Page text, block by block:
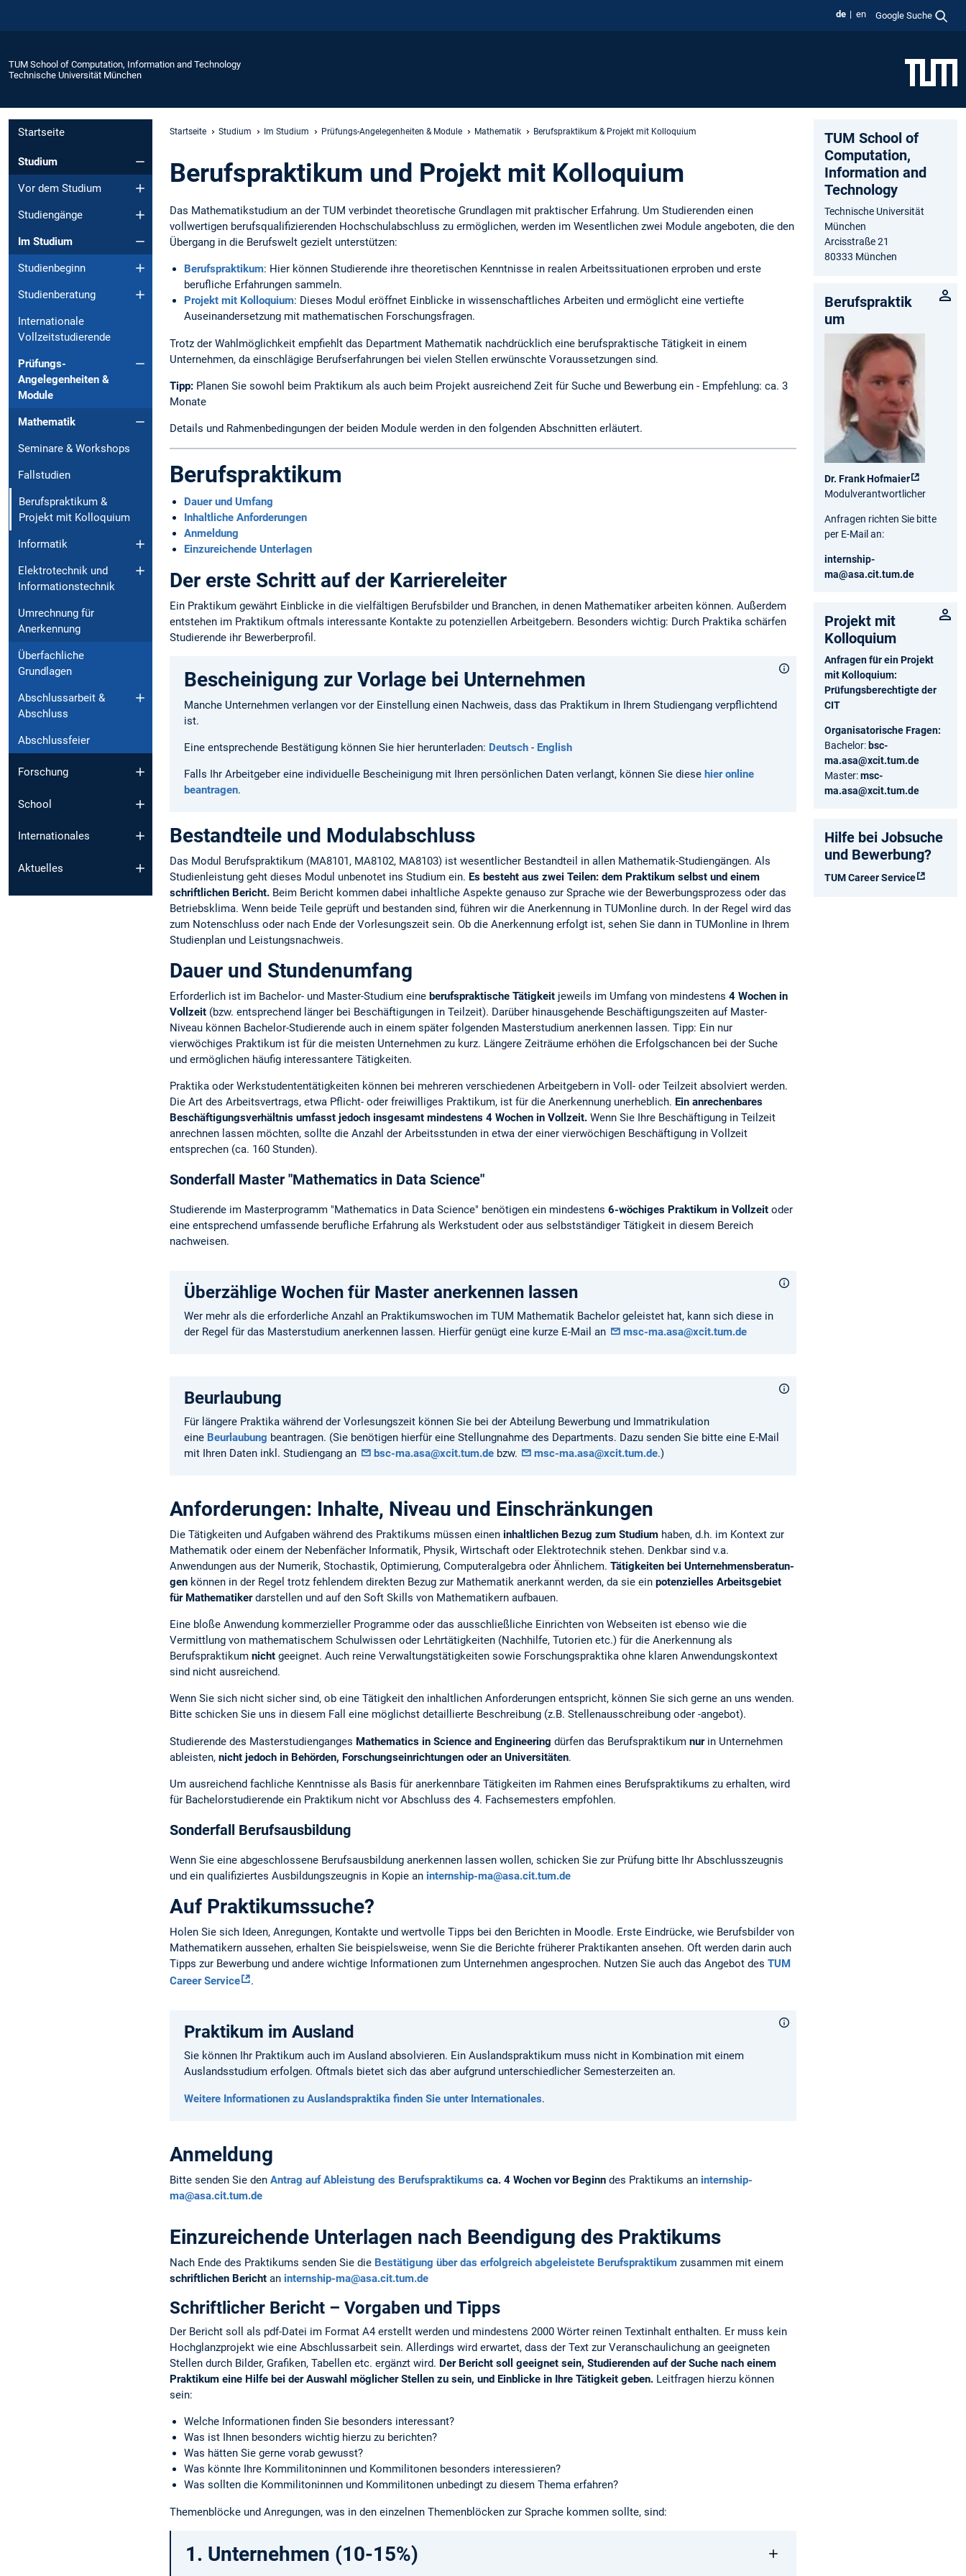
de en Google Suche
TUM School of Computation, Information and Technology
Technische Universität München
Startseite
Studium
Vor dem Studium
Studiengänge
Im Studium
Studienbeginn
Studienberatung
Internationale
Vollzeitstudierende
Prüfungs-
Angelegenheiten &
Module
Mathematik
Seminare & Workshops
Fallstudien
Berufspraktikum &
Projekt mit Kolloquium
Informatik
Elektrotechnik und
Informationstechnik
Umrechnung für
Anerkennung
Überfachliche
Grundlagen
Abschlussarbeit &
Abschluss
Abschlussfeier
Forschung
School
Internationales
Aktuelles
Startseite Studium Im Studium Prüfungs-Angelegenheiten & Module Mathematik Berufspraktikum & Projekt mit Kolloquium
Berufspraktikum und Projekt mit Kolloquium
Das Mathematikstudium an der TUM verbindet theoretische Grundlagen mit praktischer Erfahrung. Um Studierenden einen
vollwertigen berufsqualifizierenden Hochschulabschluss zu ermöglichen, werden im Wesentlichen zwei Module angeboten, die den
Übergang in die Berufswelt gezielt unterstützen:
Berufspraktikum: Hier können Studierende ihre theoretischen Kenntnisse in realen Arbeitssituationen erproben und erste
berufliche Erfahrungen sammeln.
Projekt mit Kolloquium: Dieses Modul eröffnet Einblicke in wissenschaftliches Arbeiten und ermöglicht eine vertiefte
Auseinandersetzung mit mathematischen Forschungsfragen.
Trotz der Wahlmöglichkeit empfiehlt das Department Mathematik nachdrücklich eine berufspraktische Tätigkeit in einem
Unternehmen, da einschlägige Berufserfahrungen bei vielen Stellen erwünschte Voraussetzungen sind.
Tipp: Planen Sie sowohl beim Praktikum als auch beim Projekt ausreichend Zeit für Suche und Bewerbung ein - Empfehlung: ca. 3
Monate
Details und Rahmenbedingungen der beiden Module werden in den folgenden Abschnitten erläutert.
Berufspraktikum
Dauer und Umfang
Inhaltliche Anforderungen
Anmeldung
Einzureichende Unterlagen
Der erste Schritt auf der Karriereleiter
Ein Praktikum gewährt Einblicke in die viel­fältigen Berufsbilder und Branchen, in denen Mathematiker arbeiten können. Außerdem
entstehen im Praktikum oftmals interessante Kontakte zu potenziellen Arbeitgebern. Besonders wichtig: Durch Praktika schärfen
Studierende ihr Bewerberprofil.
Bescheinigung zur Vorlage bei Unternehmen
Manche Unternehmen verlangen vor der Einstellung einen Nachweis, dass das Praktikum in Ihrem Studiengang verpflichtend
ist.
Eine entsprechende Bestätigung können Sie hier herunterladen: Deutsch - English
Falls Ihr Arbeitgeber eine individuelle Bescheinigung mit Ihren persönlichen Daten verlangt, können Sie diese hier online
beantragen.
Bestandteile und Modulabschluss
Das Modul Berufspraktikum (MA8101, MA8102, MA8103) ist wesentlicher Bestandteil in allen Mathematik-Studiengängen. Als
Studienleistung geht dieses Modul unbenotet ins Studium ein. Es besteht aus zwei Teilen: dem Praktikum selbst und einem
schriftlichen Bericht. Beim Bericht kommen dabei inhaltliche Aspekte genauso zur Sprache wie der Bewerbungs­prozess oder das
Betriebsklima. Wenn beide Teile geprüft und bestanden sind, führen wir die Anerkennung in TUMonline durch. In der Regel wird das
zum Notenschluss oder nach Ende der Vorlesungszeit sein. Ob die Anerkennung erfolgt ist, sehen Sie dann in TUMonline in Ihrem
Studienplan und Leistungsnachweis.
Dauer und Stundenumfang
Erforderlich ist im Bachelor- und Master-Studium eine berufspraktische Tätigkeit jeweils im Umfang von mindestens 4 Wochen in
Vollzeit (bzw. entsprechend länger bei Beschäftigungen in Teilzeit). Darüber hinausgehende Beschäftigungszeiten auf Master-
Niveau können Bachelor-Studierende auch in einem später folgenden Masterstudium anerkennen lassen. Tipp: Ein nur
vierwöchiges Praktikum ist für die meisten Unternehmen zu kurz. Längere Zeiträume erhöhen die Erfolgschancen bei der Suche
und ermöglichen häufig interessantere Tätigkeiten.
Praktika oder Werkstudententätigkeiten können bei mehreren verschiedenen Arbeitgebern in Voll- oder Teilzeit absolviert werden.
Die Art des Arbeitsvertrags, etwa Pflicht- oder freiwilliges Praktikum, ist für die Anerkennung unerheblich. Ein anrechenbares
Beschäftigungsverhältnis umfasst jedoch insgesamt mindestens 4 Wochen in Vollzeit. Wenn Sie Ihre Beschäftigung in Teilzeit
anrechnen lassen möchten, sollte die Anzahl der Arbeitsstunden in etwa der einer vierwöchigen Beschäftigung in Vollzeit
entsprechen (ca. 160 Stunden).
Sonderfall Master "Mathematics in Data Science"
Studierende im Masterprogramm "Mathematics in Data Science" benötigen ein mindestens 6-wöchiges Praktikum in Vollzeit oder
eine entsprechend umfassende berufliche Erfahrung als Werkstudent oder aus selbstständiger Tätigkeit in diesem Bereich
nachweisen.
Überzählige Wochen für Master anerkennen lassen
Wer mehr als die erforderliche Anzahl an Praktikumswochen im TUM Mathematik Bachelor geleistet hat, kann sich diese in
der Regel für das Masterstudium anerkennen lassen. Hierfür genügt eine kurze E-Mail an
msc-ma.asa@xcit.tum.de
Beurlaubung
Für längere Praktika während der Vorlesungszeit können Sie bei der Abteilung Bewerbung und Immatrikulation
eine Beurlaubung beantragen. (Sie benötigen hierfür eine Stellungnahme des Departments. Dazu senden Sie bitte eine E-Mail
mit Ihren Daten inkl. Studiengang an
bsc-ma.asa@xcit.tum.debzw. msc-ma.asa@xcit.tum.de.)
Anforderungen: Inhalte, Niveau und Einschränkungen
Die Tätigkeiten und Aufgaben während des Praktikums müssen einen inhaltlichen Bezug zum Studium haben, d.h. im Kontext zur
Mathematik oder einem der Nebenfächer Informatik, Physik, Wirt­schaft oder Elek­tro­technik stehen. Denkbar sind v.a.
Anwendungen aus der Numerik, Stochastik, Optimierung, Computeralgebra oder Ähnlichem. Tätigkeiten bei Un­ter­neh­mens­be­ra­tun­
gen können in der Regel trotz fehlendem direkten Bezug zur Mathematik anerkannt werden, da sie ein potenzielles Arbeitsgebiet
für Mathematikerdarstellen und auf den Soft Skills von Mathematikern aufbauen.
Eine bloße Anwendung kommerzieller Programme oder das aus­schließ­li­che Einrichten von Webseiten ist ebenso wie die
Vermittlung von mathematischem Schulwissen oder Lehrtätigkeiten (Nachhilfe, Tutorien etc.) für die Anerkennung als
Berufspraktikum nicht geeignet. Auch reine Verwaltungstätigkeiten sowie Forschungspraktika ohne klaren An­wen­dungs­kon­text
sind nicht ausreichend.
Wenn Sie sich nicht sicher sind, ob eine Tätigkeit den inhaltlichen Anforderungen entspricht, können Sie sich gerne an uns wenden.
Bitte schicken Sie uns in diesem Fall eine möglichst detaillierte Beschreibung (z.B. Stellenausschreibung oder -angebot).
Studierende des Masterstudienganges Mathematics in Science and Engineering dürfen das Berufspraktikum nurin Unternehmen
ableisten, nicht jedoch in Behörden, Forschungseinrichtungen oder an Universitäten.
Um ausreichend fachliche Kenntnisse als Basis für anerkennbare Tätigkeiten im Rahmen eines Berufspraktikums zu erhalten, wird
für Bachelorstudierende ein Praktikum nicht vor Abschluss des 4. Fachsemesters empfohlen.
Sonderfall Berufsausbildung
Wenn Sie eine abgeschlossene Berufsausbildung anerkennen lassen wollen, schicken Sie zur Prüfung bitte Ihr Abschlusszeugnis
und ein qualifiziertes Ausbildungszeugnis in Kopie an internship-ma@asa.cit.tum.de
Auf Praktikumssuche?
Holen Sie sich Ideen, Anregungen, Kontakte und wertvolle Tipps bei den Berichten in Moodle. Erste Eindrücke, wie Berufsbilder von
Mathematikern aussehen, erhalten Sie beispielsweise, wenn Sie die Berichte früherer Praktikanten ansehen. Oft werden darin auch
Tipps zur Bewerbung und andere wichtige Informationen zum Unternehmen angesprochen. Nutzen Sie auch das Angebot des TUM
Career Service
.
Praktikum im Ausland
Sie können Ihr Praktikum auch im Ausland absolvieren. Ein Auslandspraktikum muss nicht in Kombination mit einem
Auslandsstudium erfolgen. Oftmals bietet sich das aber aufgrund unterschiedlicher Semesterzeiten an.
Weitere Informationen zu Auslandspraktika finden Sie unter Internationales.
Anmeldung
Bitte senden Sie den Antrag auf Ableistung des Berufspraktikums ca. 4 Wochen vor Beginn des Praktikums an internship-
ma@asa.cit.tum.de
Einzureichende Unterlagen nach Beendigung des Praktikums
Nach Ende des Praktikums senden Sie die Bestätigung über das erfolgreich abgeleistete Berufspraktikum zusammen mit einem
schriftlichen Bericht an internship-ma@asa.cit.tum.de
Schriftlicher Bericht – Vorgaben und Tipps
Der Bericht soll als pdf-Datei im Format A4 erstellt werden und mindestens 2000 Wörter reinen Textinhalt enthalten. Er muss kein
Hochglanzprojekt wie eine Abschlussarbeit sein. Allerdings wird erwartet, dass der Text zur Veranschaulichung an geeigneten
Stellen durch Bilder, Grafiken, Tabellen etc. ergänzt wird. Der Bericht soll geeignet sein, Studierenden auf der Suche nach einem
Praktikum eine Hilfe bei der Auswahl möglicher Stellen zu sein, und Einblicke in Ihre Tätigkeit geben. Leitfragen hierzu können
sein:
Welche Informationen finden Sie besonders interessant?
Was ist Ihnen besonders wichtig hierzu zu berichten?
Was hätten Sie gerne vorab gewusst?
Was könnte Ihre Kommilitoninnen und Kommilitonen besonders interessieren?
Was sollten die Kommilitoninnen und Kommilitonen unbedingt zu diesem Thema erfahren?
Themenblöcke und Anregungen, was in den einzelnen Themenblöcken zur Sprache kommen sollte, sind:
1. Unternehmen (10-15%)
TUM School of
Computation,
Information and
Technology
Technische Universität
München
Arcisstraße 21
80333 München
Berufspraktik
um
Dr. Frank Hofmaier
Modulverantwortlicher
Anfragen richten Sie bitte
per E-Mail an:
internship-
ma@asa.cit.tum.de
Projekt mit
Kolloquium
Anfragen für ein Projekt
mit Kolloquium:
Prüfungsberechtigte der
CIT
Organisatorische Fragen:
Bachelor: bsc-
ma.asa@xcit.tum.de
Master:msc-
ma.asa@xcit.tum.de
Hilfe bei Jobsuche
und Bewerbung?
TUM Career Service